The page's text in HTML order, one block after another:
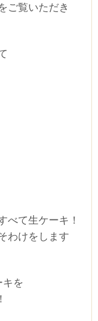
ご覧いただき
べて生ケーキ！
わけをします
キを